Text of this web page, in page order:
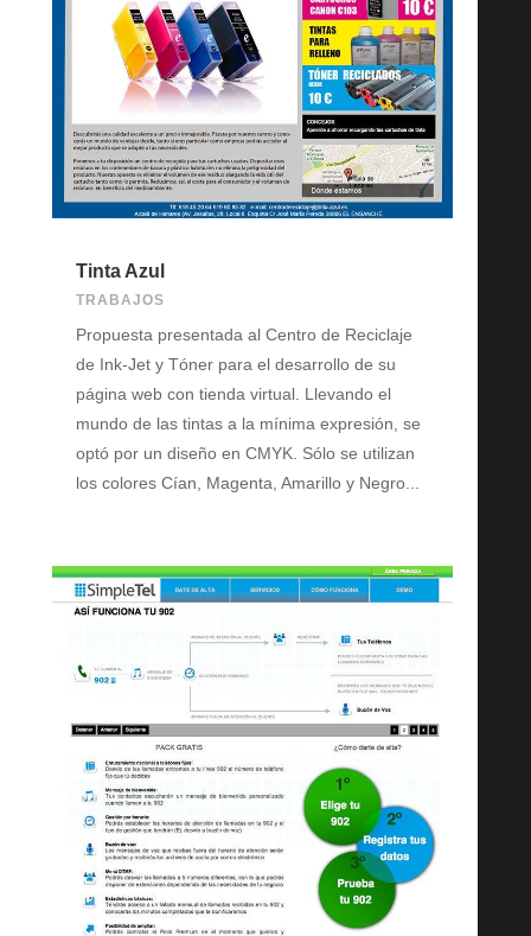
Tinta Azul
TRABAJOS
Propuesta presentada al Centro de Reciclaje
de Ink-Jet y Tóner para el desarrollo de su
página web con tienda virtual. Llevando el
mundo de las tintas a la mínima expresión, se
optó por un diseño en CMYK. Sólo se utilizan
los colores Cían, Magenta, Amarillo y Negro...